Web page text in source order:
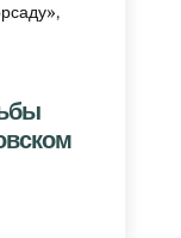
ДЕНЬ ХОДЬБЫ ПРОВЕЛИ